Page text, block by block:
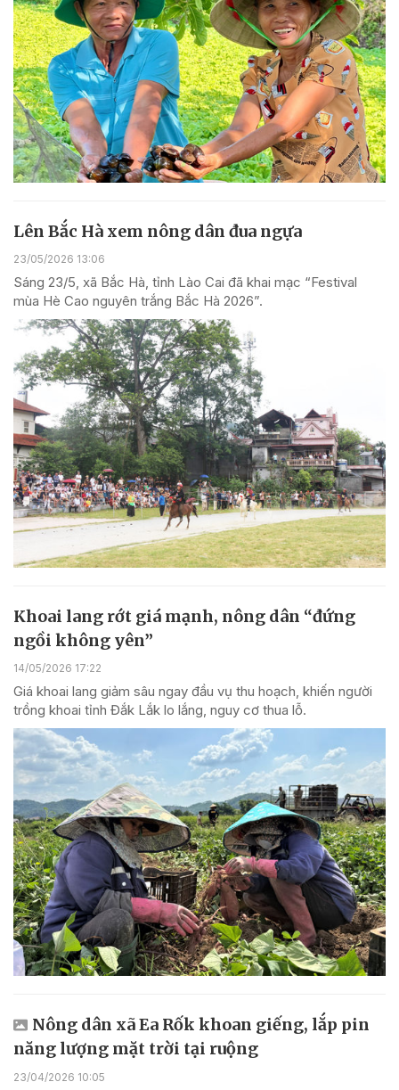
Lên Bắc Hà xem nông dân đua ngựa
23/05/2026 13:06
Sáng 23/5, xã Bắc Hà, tỉnh Lào Cai đã khai mạc “Festival
mùa Hè Cao nguyên trắng Bắc Hà 2026”.
Khoai lang rớt giá mạnh, nông dân “đứng
ngồi không yên”
14/05/2026 17:22
Giá khoai lang giảm sâu ngay đầu vụ thu hoạch, khiến người
trồng khoai tỉnh Đắk Lắk lo lắng, nguy cơ thua lỗ.
Nông dân xã Ea Rốk khoan giếng, lắp pin
năng lượng mặt trời tại ruộng
23/04/2026 10:05